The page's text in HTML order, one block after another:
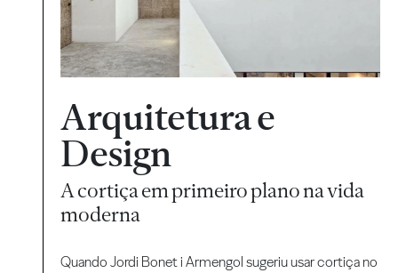
Arquitetura e
Design
A cortiça em primeiro plano na vida
moderna
Quando Jordi Bonet i Armengol sugeriu usar cortiça no